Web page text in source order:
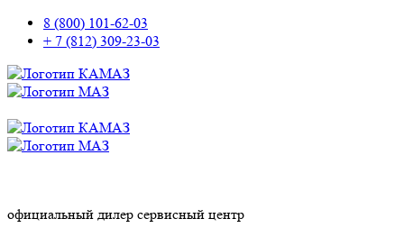
8 (800) 101-62-03
+ 7 (812) 309-23-03
официальный дилер сервисный центр